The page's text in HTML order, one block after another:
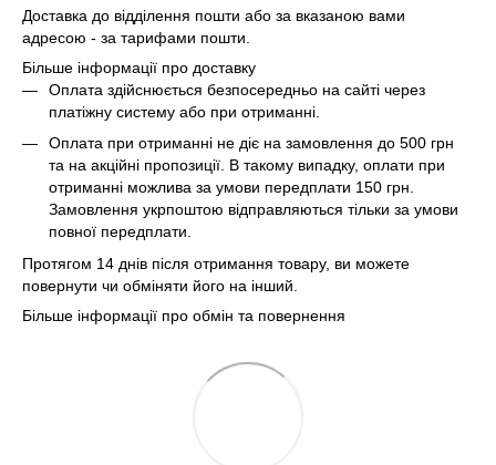
Доставка до відділення пошти або за вказаною вами
адресою - за тарифами пошти.
Більше інформації про доставку
Оплата здійснюється безпосередньо на сайті через
платіжну систему або при отриманні.
Оплата при отриманні не діє на замовлення до 500 грн
та на акційні пропозиції. В такому випадку, оплати при
отриманні можлива за умови передплати 150 грн.
Замовлення укрпоштою відправляються тільки за умови
повної передплати.
Протягом 14 днів після отримання товару, ви можете
повернути чи обміняти його на інший.
Більше інформації про обмін та повернення